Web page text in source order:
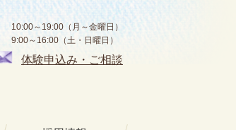
10:00～19:00（月～金曜日）
9:00～16:00（土・日曜日）
体験申込み・ご相談